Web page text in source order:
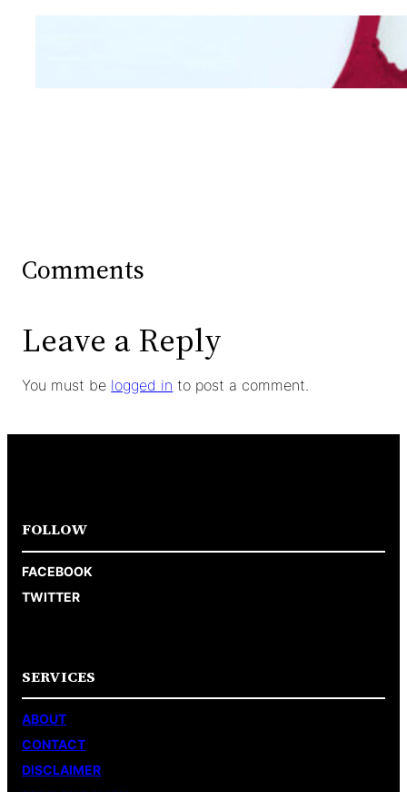
Mengintip Kepribadian
Wanita Dari Warna Bra
Comments
Leave a Reply
You must be logged in to post a comment.
FOLLOW
FACEBOOK
TWITTER
SERVICES
ABOUT
CONTACT
DISCLAIMER